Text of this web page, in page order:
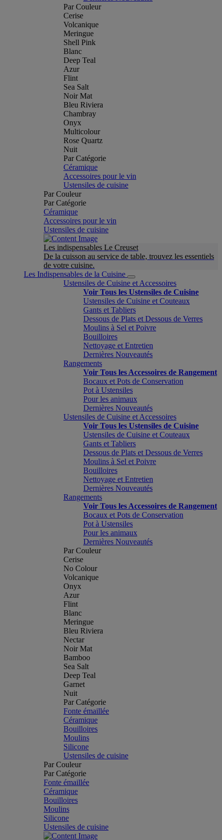
Par Couleur
Cerise
Volcanique
Meringue
Shell Pink
Blanc
Deep Teal
Azur
Flint
Sea Salt
Noir Mat
Bleu Riviera
Chambray
Onyx
Multicolour
Rose Quartz
Nuit
Par Catégorie
Céramique
Accessoires pour le vin
Ustensiles de cuisine
Par Couleur
Par Catégorie
Céramique
Accessoires pour le vin
Ustensiles de cuisine
Les indispensables Le Creuset
De la cuisson au service de table, trouvez les essentiels
de votre cuisine.
Les Indispensables de la Cuisine
Ustensiles de Cuisine et Accessoires
Voir Tous les Ustensiles de Cuisine
Ustensiles de Cuisine et Couteaux
Gants et Tabliers
Dessous de Plats et Dessous de Verres
Moulins à Sel et Poivre
Bouilloires
Nettoyage et Entretien
Dernières Nouveautés
Rangements
Voir Tous les Accessoires de Rangement
Bocaux et Pots de Conservation
Pot à Ustensiles
Pour les animaux
Dernières Nouveautés
Ustensiles de Cuisine et Accessoires
Voir Tous les Ustensiles de Cuisine
Ustensiles de Cuisine et Couteaux
Gants et Tabliers
Dessous de Plats et Dessous de Verres
Moulins à Sel et Poivre
Bouilloires
Nettoyage et Entretien
Dernières Nouveautés
Rangements
Voir Tous les Accessoires de Rangement
Bocaux et Pots de Conservation
Pot à Ustensiles
Pour les animaux
Dernières Nouveautés
Par Couleur
Cerise
No Colour
Volcanique
Onyx
Azur
Flint
Blanc
Meringue
Bleu Riviera
Nectar
Noir Mat
Bamboo
Sea Salt
Deep Teal
Garnet
Nuit
Par Catégorie
Fonte émaillée
Céramique
Bouilloires
Moulins
Silicone
Ustensiles de cuisine
Par Couleur
Par Catégorie
Fonte émaillée
Céramique
Bouilloires
Moulins
Silicone
Ustensiles de cuisine